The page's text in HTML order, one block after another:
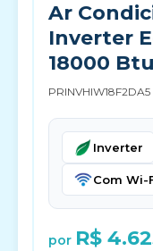
Ar
Inverter
18000
PRINVHIW18F2DA5
Inverter
Com Wi-
por R$